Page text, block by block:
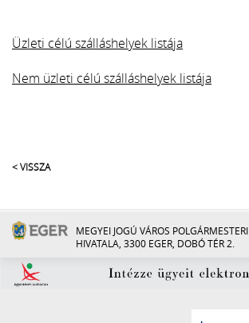
Üzleti célú szálláshelyek listája
Nem üzleti célú szálláshelyek listája
< VISSZA
MEGYEI JOGÚ VÁROS POLGÁRMESTERI
HIVATALA, 3300 EGER, DOBÓ TÉR 2.